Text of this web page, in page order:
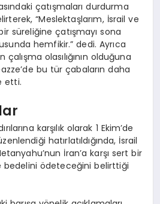
çatışmaları durdurma
“Meslektaşlarım, İsrail ve
süreliğine çatışmayı sona
hemfikir.” dedi. Ayrıca
olasılığının olduğuna
bu tür çabaların daha
etti.
karşılık olarak 1 Ekim’de
hatırlatıldığında, İsrail
İran’a karşı sert bir
ödeteceğini belirttiği